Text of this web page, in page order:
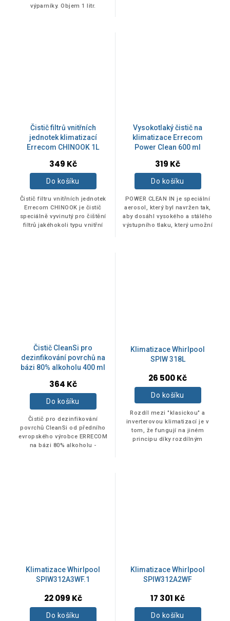
hvězdiček.
výparníky. Objem 1 litr.
Čistič filtrů vnitřních
jednotek klimatizací
Errecom CHINOOK 1L
349 Kč
Do košíku
Čistič filtru vnitřních jednotek
Errecom CHINOOK je čistič
speciálně vyvinutý pro čištění
filtrů jakéhokoli typu vnitřní
Vysokotlaký čistič na
klimatizace Errecom
Power Clean 600 ml
Průměrné
hodnocení
produktu
je
5,0
z
5
hvězdiček.
319 Kč
Do košíku
POWER CLEAN IN je speciální
aerosol, který byl navržen tak,
aby dosáhl vysokého a stálého
výstupního tlaku, který umožní
Čistič CleanSi pro
dezinfikování povrchů na
bázi 80% alkoholu 400 ml
Průměrné
hodnocení
produktu
je
5,0
z
5
hvězdiček.
364 Kč
Do košíku
Čistič pro dezinfikování
povrchů CleanSi od předního
evropského výrobce ERRECOM
na bázi 80% alkoholu -
Klimatizace Whirlpool
SPIW 318L
26 500 Kč
Do košíku
Rozdíl mezi "klasickou" a
inverterovou klimatizací je v
tom, že fungují na jiném
principu díky rozdílným
Klimatizace Whirlpool
SPIW312A3WF.1
22 099 Kč
Do košíku
Klimatizace Whirlpool
SPIW312A2WF
17 301 Kč
Do košíku